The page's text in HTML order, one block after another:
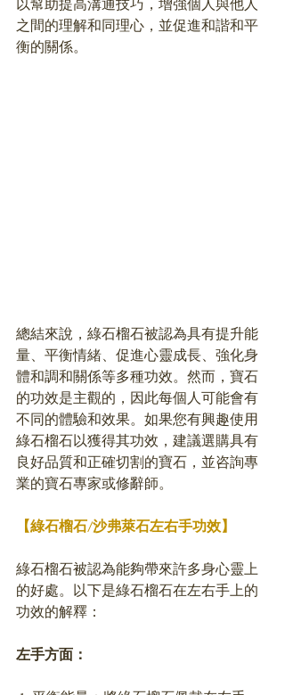
之間的理解和同理心，並促進和諧和平
衡的關係。
總結來說，綠石榴石被認為具有提升能
量、平衡情緒、促進心靈成長、強化身
體和調和關係等多種功效。然而，寶石
的功效是主觀的，因此每個人可能會有
不同的體驗和效果。如果您有興趣使用
綠石榴石以獲得其功效，建議選購具有
良好品質和正確切割的寶石，並咨詢專
業的寶石專家或修辭師。
【綠石榴石/沙弗萊石左右手功效】
綠石榴石被認為能夠帶來許多身心靈上
的好處。以下是綠石榴石在左右手上的
功效的解釋：
左手方面：